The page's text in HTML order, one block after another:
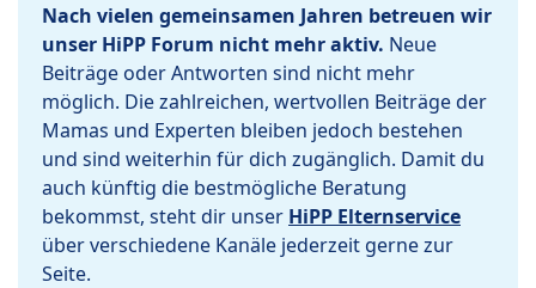
Nach vielen gemeinsamen Jahren betreuen wir
unser HiPP Forum nicht mehr aktiv. Neue
Beiträge oder Antworten sind nicht mehr
möglich. Die zahlreichen, wertvollen Beiträge der
Mamas und Experten bleiben jedoch bestehen
und sind weiterhin für dich zugänglich. Damit du
auch künftig die bestmögliche Beratung
bekommst, steht dir unser HiPP Elternservice
über verschiedene Kanäle jederzeit gerne zur
Seite.